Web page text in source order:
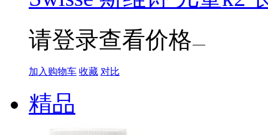
请登录查看价格
加入购物车 收藏 对比
精品